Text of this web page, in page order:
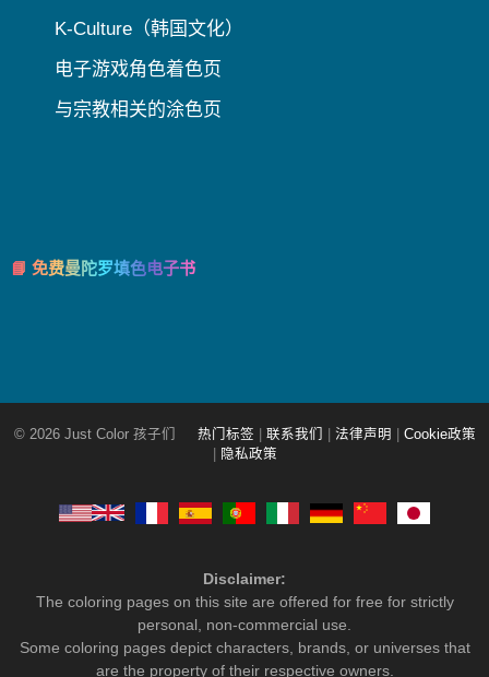
K-Culture（韩国文化）
电子游戏角色着色页
与宗教相关的涂色页
📘 免费曼陀罗填色电子书
© 2026 Just Color 孩子们 热门标签 联系我们 法律声明
Cookie政策
隐私政策
Disclaimer:
The coloring pages on this site are offered for free for strictly
personal, non-commercial use.
Some coloring pages depict characters, brands, or universes that
are the property of their respective owners.